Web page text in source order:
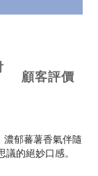
顧客評價
郁蕃薯香氣伴隨
的絕妙口感。